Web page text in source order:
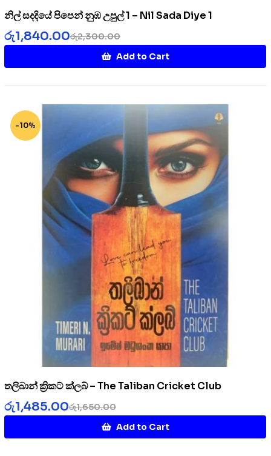
නිල් සදදියේ පිපෙන් නුඹ උපුල් 1 – Nil Sada Diye 1
රු2,300.00
රු1,840.00
Add to Cart
-10%
තලිබාන් ක්‍රිකට් ක්ලබ් – The Taliban Cricket Club
රු1,650.00
රු1,485.00
Add to Cart